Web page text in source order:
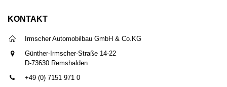
KONTAKT
Irmscher Automobilbau GmbH & Co.KG
Günther-Irmscher-Straße 14-22
D-73630 Remshalden
+49 (0) 7151 971 0